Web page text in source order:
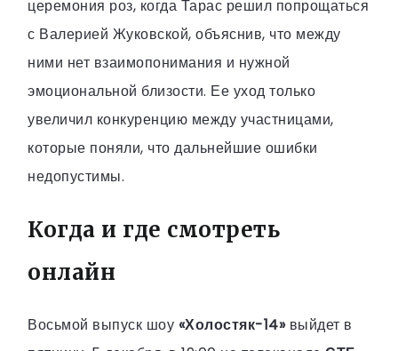
церемония роз, когда Тарас решил попрощаться
с Валерией Жуковской, объяснив, что между
ними нет взаимопонимания и нужной
эмоциональной близости. Ее уход только
увеличил конкуренцию между участницами,
которые поняли, что дальнейшие ошибки
недопустимы.
Когда и где смотреть
онлайн
Восьмой выпуск шоу «Холостяк-14»выйдет в